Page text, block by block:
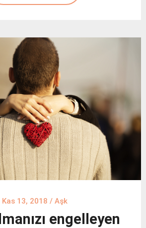
Kas 13, 2018 / Aşk
engelleyen